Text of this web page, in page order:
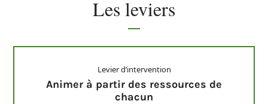
Les leviers
Levier d’intervention
Animer à partir des ressources de
chacun